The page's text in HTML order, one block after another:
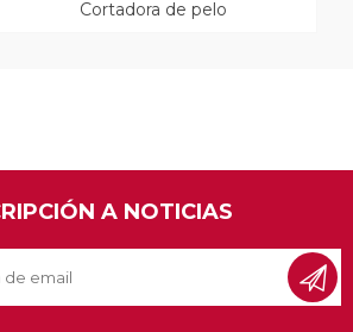
Cortadora de pelo
A NOTICIAS